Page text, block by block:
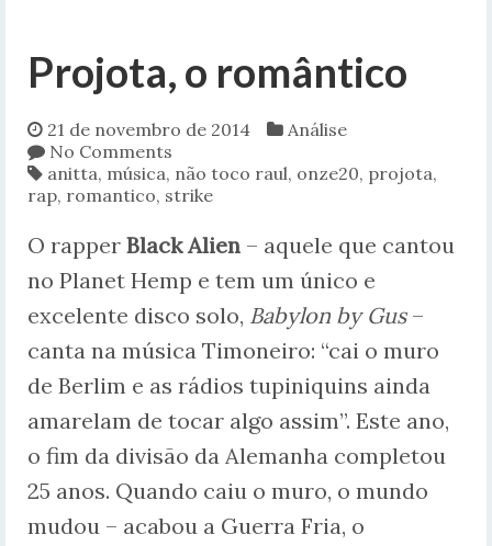
Projota, o romântico
21 de novembro de 2014
Análise
No Comments
anitta, música, não toco raul, onze20, projota,
rap, romantico, strike
O rapper Black Alien – aquele que cantou
no Planet Hemp e tem um único e
excelente disco solo, Babylon by Gus–
canta na música Timoneiro: “cai o muro
de Berlim e as rádios tupiniquins ainda
amarelam de tocar algo assim”. Este ano,
o fim da divisão da Alemanha completou
25 anos. Quando caiu o muro, o mundo
mudou – acabou a Guerra Fria, o